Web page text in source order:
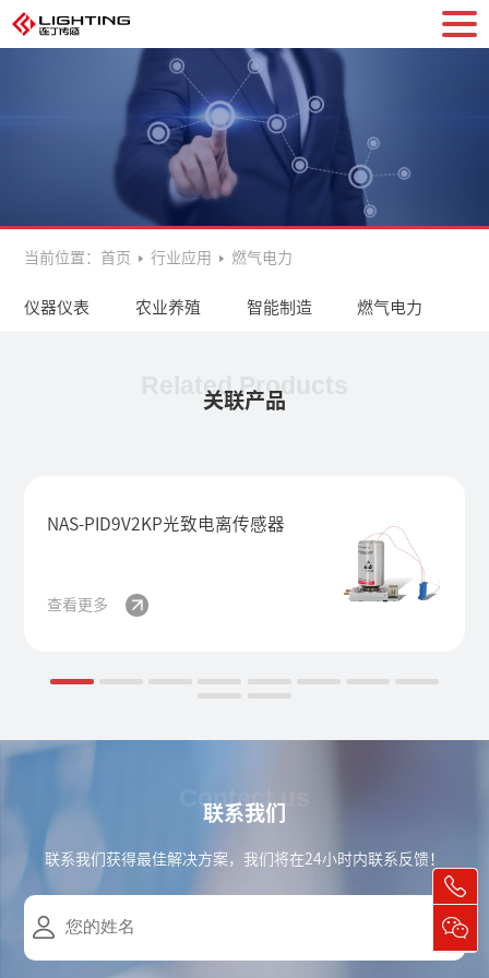
仪器仪表 农业养殖 智能制造 燃气电力
当前位置： 首页 行业应用 燃气电力
Related Products
关联产品
NAS-PID9V2KP光致电离传感器
查看更多
Contact us
联系我们
联系我们获得最佳解决方案，我们将在24小时内联系反馈！